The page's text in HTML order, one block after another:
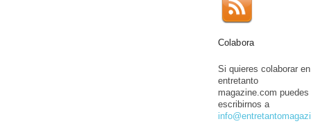
Colabora
Si quieres colaborar en
entretanto
magazine.com puedes
escribirnos a